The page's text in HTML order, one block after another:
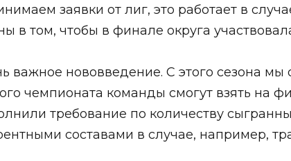
заявки от лиг, это работает в
в том, чтобы в финале округа
важное нововведение. С этого сезона
чемпионата команды смогут взять на
требование по количеству
составами в случае, например,